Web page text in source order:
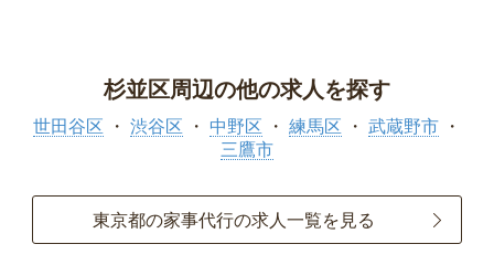
杉並区周辺の他の求人を探す
世田谷区 渋谷区 中野区 練馬区
武蔵野市
三鷹市
東京都の家事代行の求人一覧を見る